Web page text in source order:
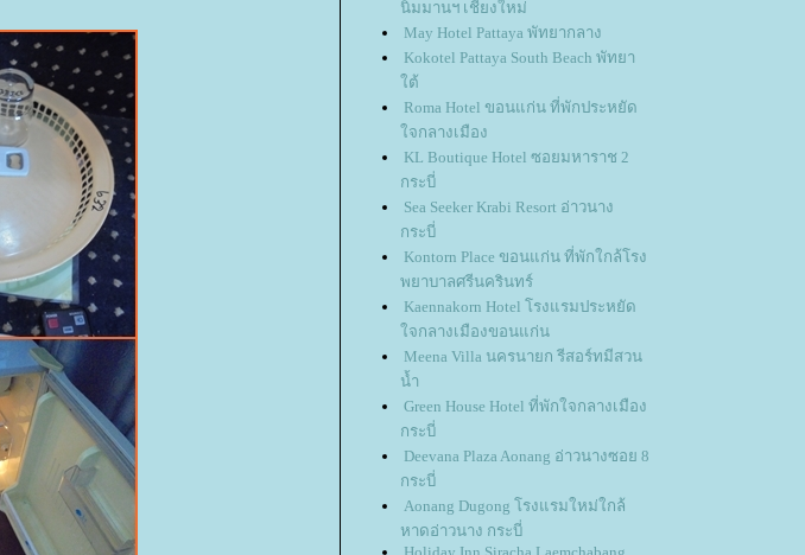
นิมมานฯ เชียงใหม่
May Hotel Pattaya พัทยากลาง
Kokotel Pattaya South Beach พัทยา
ต้
Roma Hotel ขอนแก่น ที่พักประหยัด
จกลางเมือง
KL Boutique Hotel ซอยมหาราช 2
กระบี่
Sea Seeker Krabi Resort อ่าวนาง
กระบี่
Kontorn Place ขอนแก่น ที่พักใกล้โรง
พยาบาลศรีนครินทร์
Kaennakorn Hotel โรงแรมประหยัด
จกลางเมืองขอนแก่น
Meena Villa นครนายก รีสอร์ทมีสวน
น้ำ
Green House Hotel ที่พักใจกลางเมือง
กระบี่
Deevana Plaza Aonang อ่าวนางซอย 8
กระบี่
Aonang Dugong โรงแรมใหม่ใกล้
หาดอ่าวนาง กระบี่